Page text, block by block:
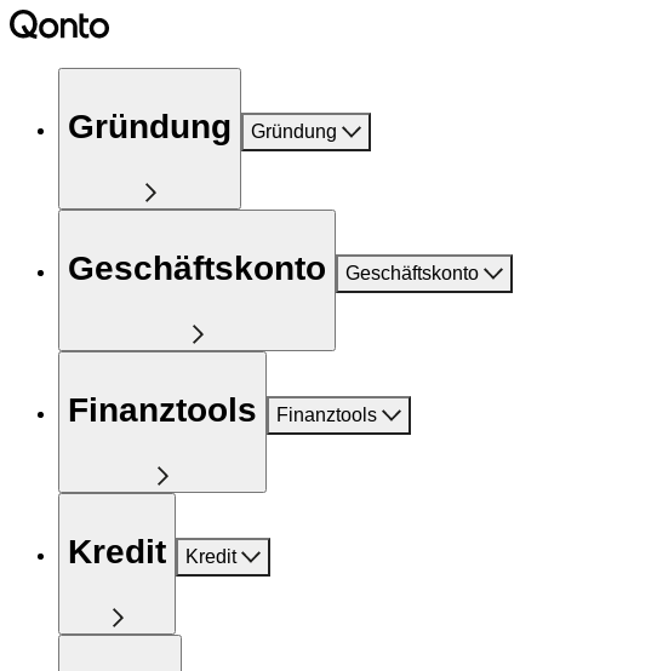
Gründung Gründung
Geschäftskonto Geschäftskonto
Finanztools Finanztools
Kredit Kredit